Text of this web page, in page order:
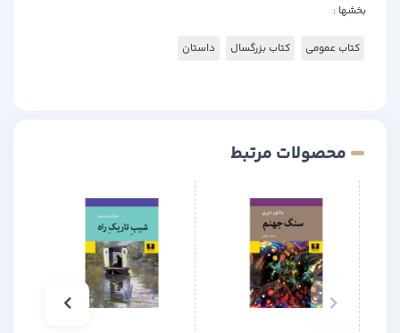
بخشها :
کتاب عمومی کتاب بزرگسال داستان
محصولات مرتبط